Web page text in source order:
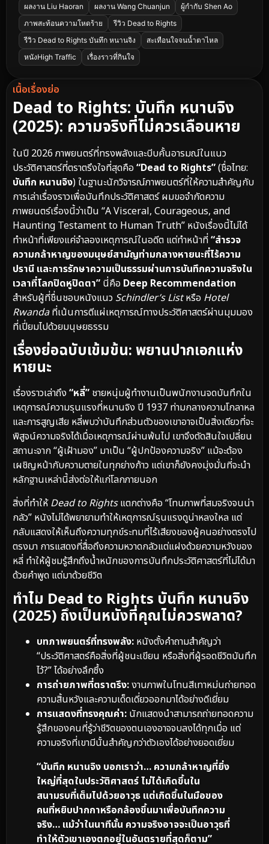
ผลงาน Liu Haoran
ผลงาน Wang Chuanjun
ผู้กำกับ Shen Ao
ภาพสะท้อนความโหดร้าย
รีวิว Dead to Rights
รีวิว Dead to Rights บันทึก หนานจิง
สะเทือนใจจนน้ำตาไหล
หนังHigh Traffic
เรื่องราวที่กินใจ
เนื้อเรื่องย่อ
Dead to Rights: บันทึก หนานจิง
(2025): ความจริงที่ไม่ควรเลือนหาย
ในปี 2026 ภาพยนตร์ที่ทรงพลังและบีบคั้นอารมณ์ในแนว
ประวัติศาสตร์ที่ตราตรึงใจที่สุดคือ “Dead to Rights”(ชื่อไทย:
บันทึก หนานจิง) ในฐานะนักวิจารณ์ภาพยนตร์ที่ให้ความสำคัญกับ
การเล่าเรื่องราวเพื่อบันทึกประวัติศาสตร์ ผมขอจำกัดความ
ภาพยนตร์เรื่องนี้ว่าเป็น “A Visceral, Courageous, and
Haunting Testament to Human Truth” หนังเรื่องนี้ไม่ได้
ทำหน้าที่เพียงแค่จำลองเหตุการณ์ในอดีต แต่ทำหน้าที่“สำรวจ
ความกล้าหาญของมนุษย์สามัญท่ามกลางหายนะที่ไร้ความ
ปรานี และการรักษาความเป็นธรรมผ่านการบันทึกความจริงใน
เวลาที่โลกปิดหูปิดตา” นี่คือ Deep Recommendation
สำหรับผู้ที่ชื่นชอบหนังแนว Schindler’s Listหรือ Hotel
Rwandaที่เน้นการตีแผ่เหตุการณ์ทางประวัติศาสตร์ผ่านมุมมอง
ที่เปี่ยมไปด้วยมนุษยธรรม
เรื่องย่อฉบับเข้มข้น: พยานปากเอกแห่ง
หายนะ
เรื่องราวเล่าถึง “หลี่” ชายหนุ่มผู้ทำงานเป็นพนักงานจดบันทึกใน
เหตุการณ์ความรุนแรงที่หนานจิง ปี 1937 ท่ามกลางความโกลาหล
และการสูญเสีย หลี่พบว่าบันทึกส่วนตัวของเขาอาจเป็นสิ่งเดียวที่จะ
พิสูจน์ความจริงได้เมื่อเหตุการณ์ผ่านพ้นไป เขาจึงตัดสินใจเปลี่ยน
สถานะจาก “ผู้เฝ้ามอง” มาเป็น “ผู้ปกป้องความจริง” แม้จะต้อง
เผชิญหน้ากับความตายในทุกย่างก้าว แต่เขาก็ยังคงมุ่งมั่นที่จะนำ
หลักฐานเหล่านี้ส่งต่อให้แก่โลกภายนอก
สิ่งที่ทำให้Dead to Rightsแตกต่างคือ “โทนภาพที่สมจริงจนน่า
กลัว” หนังไม่ได้พยายามทำให้เหตุการณ์รุนแรงดูน่าหลงใหล แต่
กลับแสดงให้เห็นถึงความทุกข์ระทมที่ไร้เสียงของผู้คนอย่างตรงไป
ตรงมา การแสดงที่สื่อถึงความหวาดกลัวแต่แฝงด้วยความหวังของ
หลี่ ทำให้ผู้ชมรู้สึกถึงน้ำหนักของการบันทึกประวัติศาสตร์ที่ไม่ได้มา
ด้วยคำพูด แต่มาด้วยชีวิต
ทำไม Dead to Rights บันทึก หนานจิง
(2025) ถึงเป็นหนังที่คุณไม่ควรพลาด?
บทภาพยนตร์ที่ทรงพลัง: หนังตั้งคำถามสำคัญว่า
“ประวัติศาสตร์คือสิ่งที่ผู้ชนะเขียน หรือสิ่งที่ผู้รอดชีวิตบันทึก
ไว้?” ได้อย่างลึกซึ้ง
การถ่ายภาพที่ตราตรึง:งานภาพในโทนสีเทาหม่นถ่ายทอด
ความสิ้นหวังและความเด็ดเดี่ยวออกมาได้อย่างดีเยี่ยม
การแสดงที่ทรงคุณค่า: นักแสดงนำสามารถถ่ายทอดความ
รู้สึกของคนที่รู้ว่าชีวิตของตนเองอาจจบลงได้ทุกเมื่อ แต่
ความจริงที่เขามีนั้นสำคัญกว่าตัวเองได้อย่างยอดเยี่ยม
“บันทึก หนานจิง บอกเราว่า… ความกล้าหาญที่ยิ่ง
ใหญ่ที่สุดในประวัติศาสตร์ ไม่ได้เกิดขึ้นใน
สนามรบที่เต็มไปด้วยอาวุธ แต่เกิดขึ้นในมือของ
คนที่หยิบปากกาหรือกล้องขึ้นมาเพื่อบันทึกความ
จริง… แม้ว่าในนาทีนั้น ความจริงอาจจะเป็นอาวุธที่
ทำให้ตัวเขาเองตกอยู่ในอันตรายที่สุดก็ตาม”